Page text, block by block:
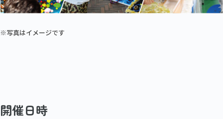
※写真はイメージです
開催日時